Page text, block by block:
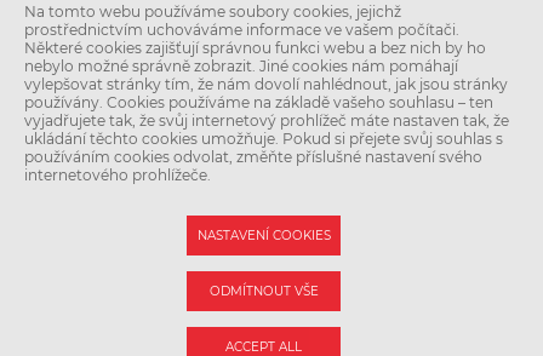
Koordinátorka dárcovského programu
Ing. Libuše Stoklásková
Tel.: 257 296 231
mobil: 775 050 012
© Univerzita Karlova – 2. lékařská fakulta. Všechna práva vyhrazena. Foto:
webmaster@lfmotol.cuni.cz
Na tomto webu používáme soubory cookies, jejichž
prostřednictvím uchováváme informace ve vašem počítači.
Některé cookies zajišťují správnou funkci webu a bez nich by ho
nebylo možné správně zobrazit. Jiné cookies nám pomáhají
vylepšovat stránky tím, že nám dovolí nahlédnout, jak jsou stránky
používány. Cookies používáme na základě vašeho souhlasu – ten
vyjadřujete tak, že svůj internetový prohlížeč máte nastaven tak, že
ukládání těchto cookies umožňuje. Pokud si přejete svůj souhlas s
používáním cookies odvolat, změňte příslušné nastavení svého
internetového prohlížeče.
NASTAVENÍ COOKIES
ODMÍTNOUT VŠE
ACCEPT ALL